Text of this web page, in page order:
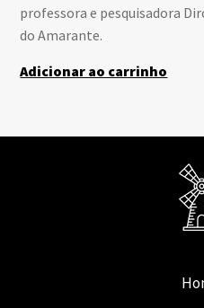
professora e pesquisadora
do Amarante.
Adicionar ao carrinho